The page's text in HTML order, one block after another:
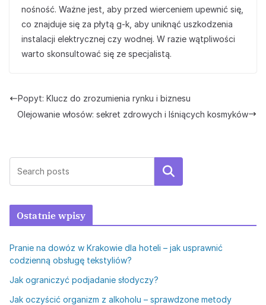
nośność. Ważne jest, aby przed wierceniem upewnić się,
co znajduje się za płytą g-k, aby uniknąć uszkodzenia
instalacji elektrycznej czy wodnej. W razie wątpliwości
warto skonsultować się ze specjalistą.
Popyt: Klucz do zrozumienia rynku i biznesu
Olejowanie włosów: sekret zdrowych i lśniących kosmyków
Szukaj
Ostatnie wpisy
Pranie na dowóz w Krakowie dla hoteli – jak usprawnić
codzienną obsługę tekstyliów?
Jak ograniczyć podjadanie słodyczy?
Jak oczyścić organizm z alkoholu – sprawdzone metody